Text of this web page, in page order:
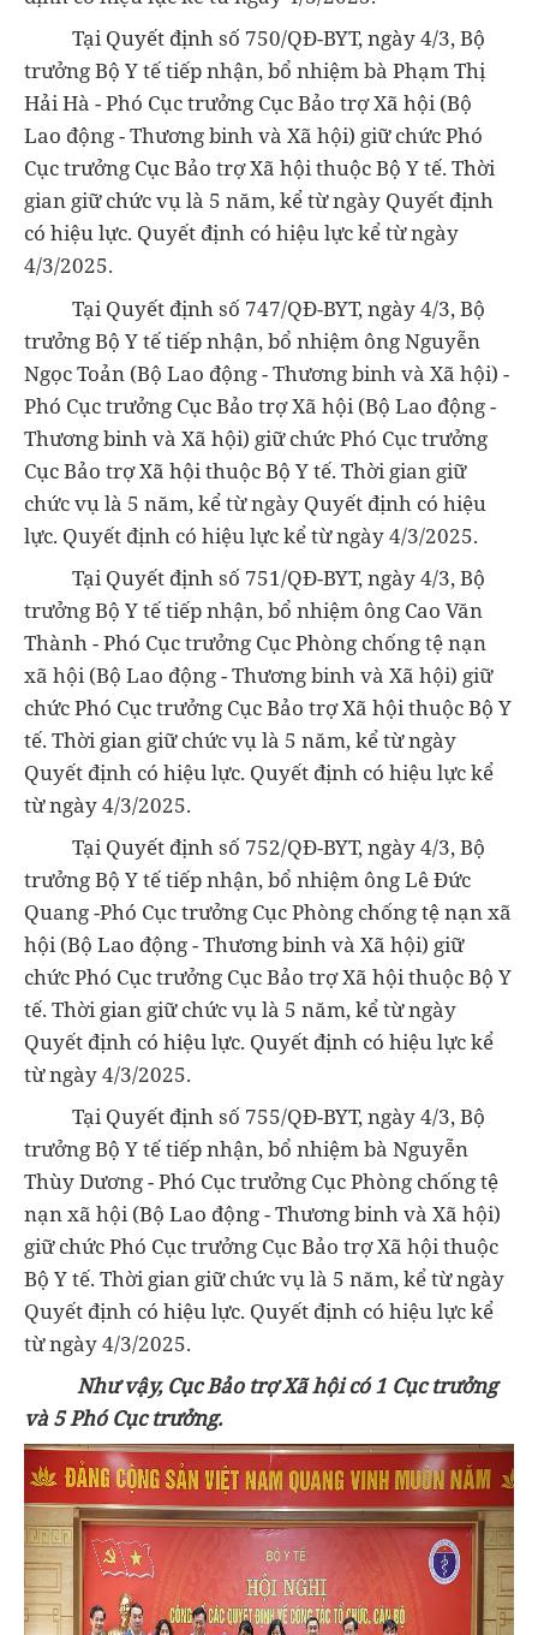
Tại Quyết định số 750/QĐ-BYT, ngày 4/3, Bộ
trưởng Bộ Y tế tiếp nhận, bổ nhiệm bà Phạm Thị
Hải Hà - Phó Cục trưởng Cục Bảo trợ Xã hội (Bộ
Lao động - Thương binh và Xã hội) giữ chức Phó
Cục trưởng Cục Bảo trợ Xã hội thuộc Bộ Y tế. Thời
gian giữ chức vụ là 5 năm, kể từ ngày Quyết định
có hiệu lực. Quyết định có hiệu lực kể từ ngày
4/3/2025.
Tại Quyết định số 747/QĐ-BYT, ngày 4/3, Bộ
trưởng Bộ Y tế tiếp nhận, bổ nhiệm ông Nguyễn
Ngọc Toản (Bộ Lao động - Thương binh và Xã hội) -
Phó Cục trưởng Cục Bảo trợ Xã hội (Bộ Lao động -
Thương binh và Xã hội) giữ chức Phó Cục trưởng
Cục Bảo trợ Xã hội thuộc Bộ Y tế. Thời gian giữ
chức vụ là 5 năm, kể từ ngày Quyết định có hiệu
lực. Quyết định có hiệu lực kể từ ngày 4/3/2025.
Tại Quyết định số 751/QĐ-BYT, ngày 4/3, Bộ
trưởng Bộ Y tế tiếp nhận, bổ nhiệm ông Cao Văn
Thành - Phó Cục trưởng Cục Phòng chống tệ nạn
xã hội (Bộ Lao động - Thương binh và Xã hội) giữ
chức Phó Cục trưởng Cục Bảo trợ Xã hội thuộc Bộ Y
tế. Thời gian giữ chức vụ là 5 năm, kể từ ngày
Quyết định có hiệu lực. Quyết định có hiệu lực kể
từ ngày 4/3/2025.
Tại Quyết định số 752/QĐ-BYT, ngày 4/3, Bộ
trưởng Bộ Y tế tiếp nhận, bổ nhiệm ông Lê Đức
Quang -Phó Cục trưởng Cục Phòng chống tệ nạn xã
hội (Bộ Lao động - Thương binh và Xã hội) giữ
chức Phó Cục trưởng Cục Bảo trợ Xã hội thuộc Bộ Y
tế. Thời gian giữ chức vụ là 5 năm, kể từ ngày
Quyết định có hiệu lực. Quyết định có hiệu lực kể
từ ngày 4/3/2025.
Tại Quyết định số 755/QĐ-BYT, ngày 4/3, Bộ
trưởng Bộ Y tế tiếp nhận, bổ nhiệm bà Nguyễn
Thùy Dương - Phó Cục trưởng Cục Phòng chống tệ
nạn xã hội (Bộ Lao động - Thương binh và Xã hội)
giữ chức Phó Cục trưởng Cục Bảo trợ Xã hội thuộc
Bộ Y tế. Thời gian giữ chức vụ là 5 năm, kể từ ngày
Quyết định có hiệu lực. Quyết định có hiệu lực kể
từ ngày 4/3/2025.
Như vậy, Cục Bảo trợ Xã hội có 1 Cục trưởng
và 5 Phó Cục trưởng.